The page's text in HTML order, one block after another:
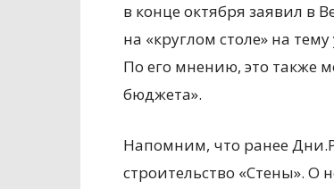
в конце октября заявил в
на «круглом столе» на
По его мнению, это также
бюджета».
Напомним, что ранее
строительство «Стены». О